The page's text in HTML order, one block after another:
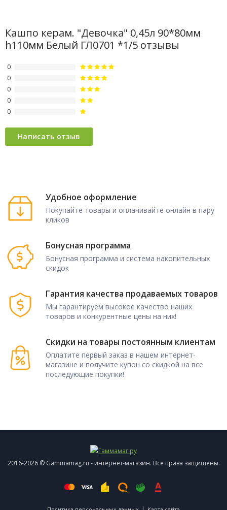
Кашпо керам. "Девочка" 0,45л 90*80мм
h110мм Белый ГЛ0701 *1/5 отзывы
0
0
0
0
0
Удобное оформление
Покупайте товары и оплачивайте онлайн в пару
кликов
Бонусная программа
Бонусная программа и система накопительных
скидок
Гарантия качества продаваемых товаров
Мы гарантируем высокое качество наших
товаров и конкурентные цены на них!
Скидки на товары постоянным клиентам
Оплатите первый заказ в нашем интернет-
магазине и получите купон со скидкой на все
последующие покупки!
2016-2026 © Gammamag.ru - интернет-магазин. Все права защищены.